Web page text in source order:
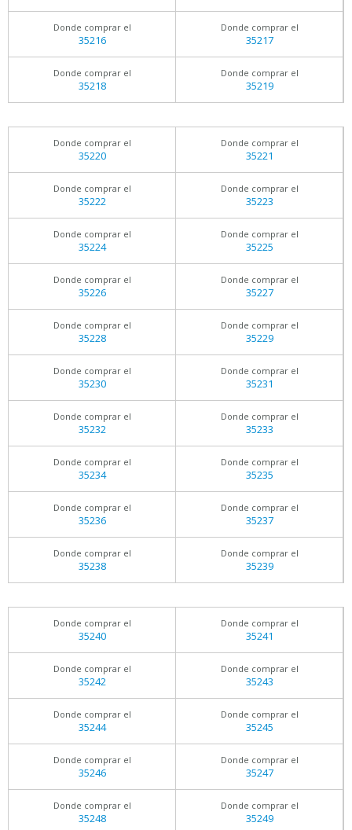
Donde comprar el
35216
Donde comprar el
35217
Donde comprar el
35218
Donde comprar el
35219
Donde comprar el
35220
Donde comprar el
35221
Donde comprar el
35222
Donde comprar el
35223
Donde comprar el
35224
Donde comprar el
35225
Donde comprar el
35226
Donde comprar el
35227
Donde comprar el
35228
Donde comprar el
35229
Donde comprar el
35230
Donde comprar el
35231
Donde comprar el
35232
Donde comprar el
35233
Donde comprar el
35234
Donde comprar el
35235
Donde comprar el
35236
Donde comprar el
35237
Donde comprar el
35238
Donde comprar el
35239
Donde comprar el
35240
Donde comprar el
35241
Donde comprar el
35242
Donde comprar el
35243
Donde comprar el
35244
Donde comprar el
35245
Donde comprar el
35246
Donde comprar el
35247
Donde comprar el
35248
Donde comprar el
35249